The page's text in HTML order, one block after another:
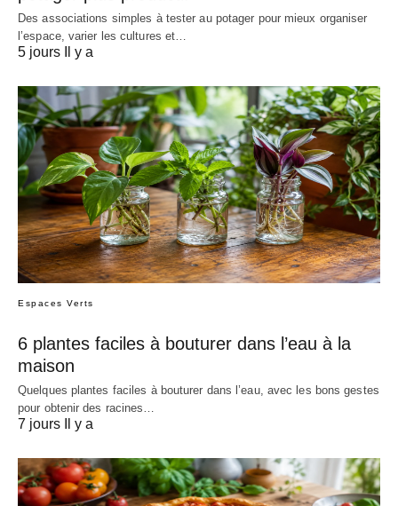
Des associations simples à tester au potager pour mieux organiser
l’espace, varier les cultures et…
5 jours Il y a
Espaces Verts
6 plantes faciles à bouturer dans l’eau à la
maison
Quelques plantes faciles à bouturer dans l’eau, avec les bons gestes
pour obtenir des racines…
7 jours Il y a